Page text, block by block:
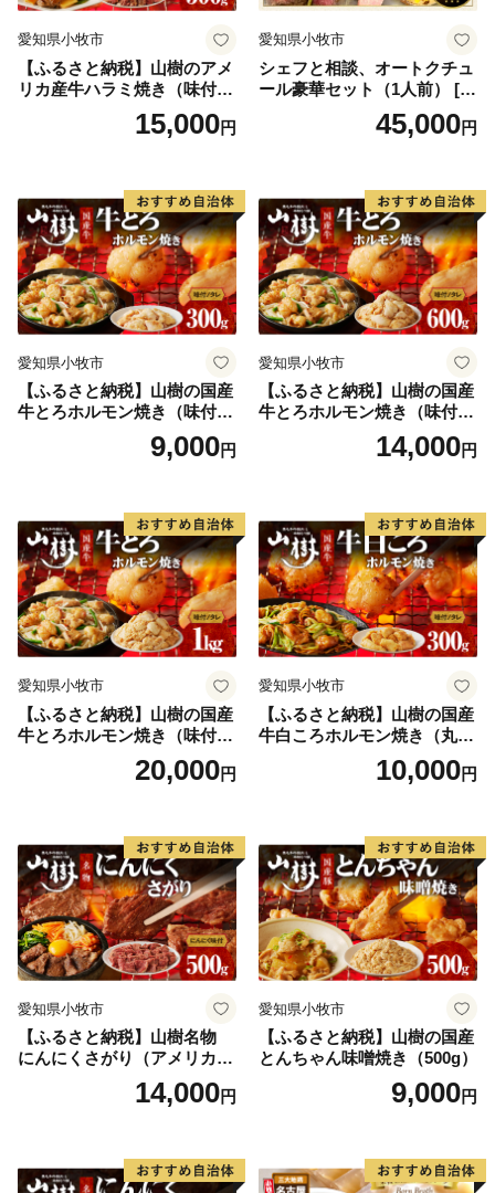
愛知県小牧市
【ふるさと納税】山樹のアメ
リカ産牛ハラミ焼き（味付）
15,000円
愛知県小牧市
シェフと相談、オートクチュ
ール豪華セット（1人前） [04
45,000円
愛知県小牧市
【ふるさと納税】山樹の国産
牛とろホルモン焼き（味付/
9,000円
愛知県小牧市
【ふるさと納税】山樹の国産
牛とろホルモン焼き（味付/
タレ） 600g ホルモン 肉
牛肉 山樹 国産牛 とろホルモ
タレ にんにく バーベキュー
BBQ 炒め物 ホルモン丼 野菜
炒め 焼きうどん 下処理済み
愛知県 小牧市 冷凍 送料無料
14,000円
愛知県小牧市
【ふるさと納税】山樹の国産
牛とろホルモン焼き（味付
20,000円
愛知県小牧市
【ふるさと納税】山樹の国産
牛白ころホルモン焼き（丸
腸）味付 300g 肉 牛肉 山
樹 国産牛 白ころホルモン焼
ベキュー 炒め物 ホルモン丼
野菜炒め 焼きうどん 下処理
済み 愛知県 小牧市 送料無料
10,000円
愛知県小牧市
【ふるさと納税】山樹名物
にんにくさがり（アメリカ産
14,000円
愛知県小牧市
【ふるさと納税】山樹の国産
とんちゃん味噌焼き（500g）
9,000円